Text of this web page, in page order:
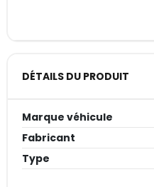
DÉTAILS DU PRODUIT
Marque véhicule
Fabricant
Type